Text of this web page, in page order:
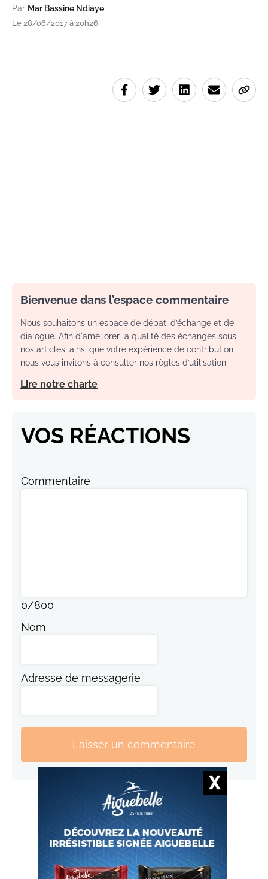
Par Mar Bassine Ndiaye
Le 28/06/2017 à 20h26
Bienvenue dans l’espace commentaire
Nous souhaitons un espace de débat, d’échange et de
dialogue. Afin d'améliorer la qualité des échanges sous
nos articles, ainsi que votre expérience de contribution,
nous vous invitons à consulter nos règles d’utilisation.
Lire notre charte
VOS RÉACTIONS
Commentaire
0/800
Nom
Adresse de messagerie
Laisser un commentaire